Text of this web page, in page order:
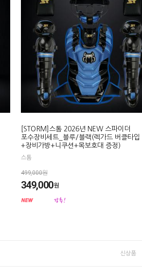
[STORM]스톰 2026년 NEW 스파이더
포수장비세트_블루/블랙(렉가드 버클타입
+장비가방+니쿠션+목보호대 증정)
스톰
499,000원
349,000원
신상품